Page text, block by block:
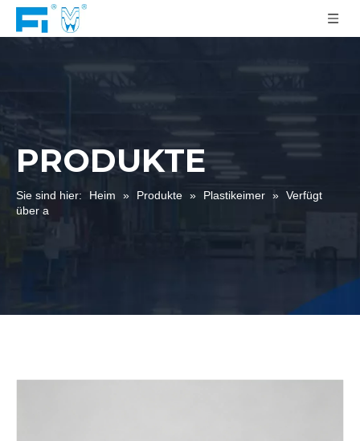
PRODUKTE
Sie sind hier: Heim » Produkte » Plastikeimer » Verfügt
über a